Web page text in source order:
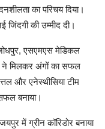
का परिचय दिया।
की उम्मीद दी।
एसएमएस मेडिकल
ने मिलकर अंगों का सफल
और एनेस्थीसिया टीम
बनाया।
में ग्रीन कॉरिडोर बनाया